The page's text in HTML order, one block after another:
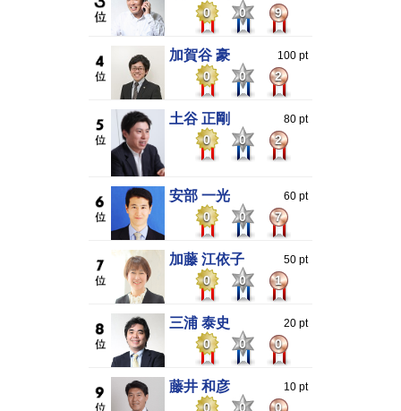
0 0 9
加賀谷 豪 100 pt
0 0 2
土谷 正剛 80 pt
0 0 2
安部 一光 60 pt
0 0 7
加藤 江依子 50 pt
0 0 1
三浦 泰史 20 pt
0 0 0
藤井 和彦 10 pt
0 0 0